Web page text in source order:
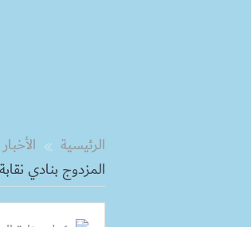
الرئيسية الأخبار
المزدوج بنادي